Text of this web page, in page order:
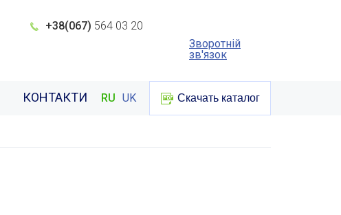
+38(067) 564 03 20
Зворотній
зв'язок
КОНТАКТИ RU UK Скачать каталог